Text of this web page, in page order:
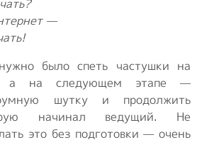
—
было спеть частушки на
а на следующем этапе —
шутку и продолжить
начинал ведущий. Не
это без подготовки — очень